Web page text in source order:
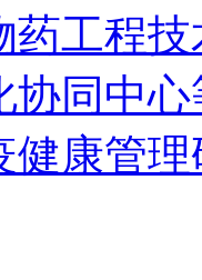
药工程
协同中
健康管